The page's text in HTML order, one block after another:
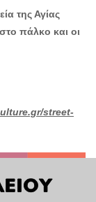
της Αγίας
πάλκο και οι
street-